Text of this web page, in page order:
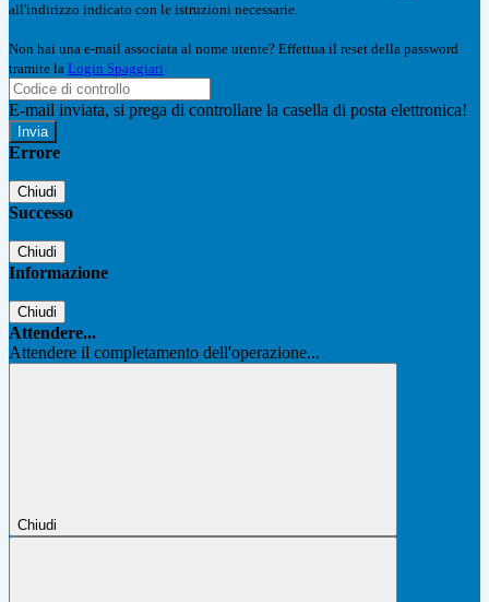
all'indirizzo indicato con le istruzioni necessarie.
Non hai una e-mail associata al nome utente? Effettua il reset della password
tramite la Login Spaggiari
E-mail inviata, si prega di controllare la casella di posta elettronica!
Errore
Chiudi
Successo
Chiudi
Informazione
Chiudi
Attendere...
Attendere il completamento dell'operazione...
Chiudi